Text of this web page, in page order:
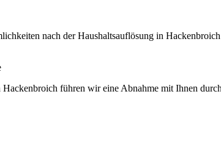
nach der Haushaltsauflösung in
führen wir eine Abnahme mit Ihnen